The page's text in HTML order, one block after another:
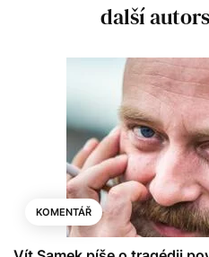
další
KOMENTÁŘ